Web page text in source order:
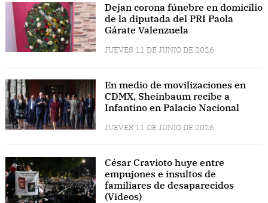
Dejan corona fúnebre en domicilio
de la diputada del PRI Paola
Gárate Valenzuela
JUEVES 11 DE JUNIO DE 2026
En medio de movilizaciones en
CDMX, Sheinbaum recibe a
Infantino en Palacio Nacional
JUEVES 11 DE JUNIO DE 2026
César Cravioto huye entre
empujones e insultos de
familiares de desaparecidos
(Videos)